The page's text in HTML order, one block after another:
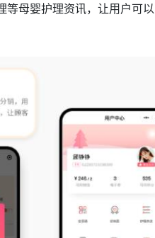
等母婴护理资讯，让用户可